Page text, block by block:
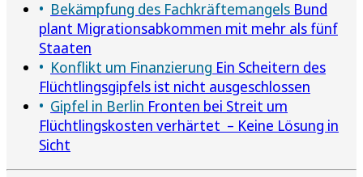
Bekämpfung des Fachkräftemangels Bund
plant Migrationsabkommen mit mehr als fünf
Staaten
Konflikt um Finanzierung Ein Scheitern des
Flüchtlingsgipfels ist nicht ausgeschlossen
Gipfel in Berlin Fronten bei Streit um
Flüchtlingskosten verhärtet – Keine Lösung in
Sicht